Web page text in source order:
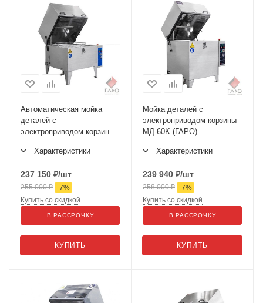
Автоматическая мойка
деталей с
электроприводом корзины
Характеристики
237 150 ₽/шт
255 000₽ -7%
КУПИТЬ
Купить со скидкой
В РАССРОЧКУ
Мойка деталей с
электроприводом корзины
МД-60K (ГАРО)
Характеристики
239 940 ₽/шт
258 000₽ -7%
КУПИТЬ
Купить со скидкой
В РАССРОЧКУ